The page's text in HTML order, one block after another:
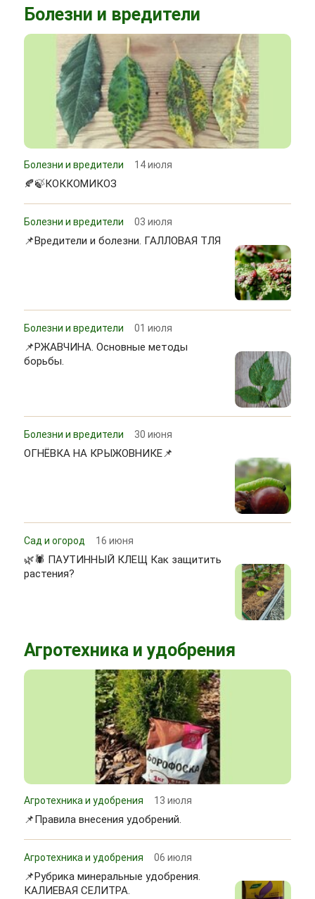
Болезни и вредители
Болезни и вредители 14 июля
🍂🍃КОККОМИКОЗ
Болезни и вредители 03 июля
📌Вредители и болезни. ГАЛЛОВАЯ ТЛЯ
Болезни и вредители 01 июля
📌РЖАВЧИНА. Основные методы
борьбы.
Болезни и вредители 30 июня
ОГНЁВКА НА КРЫЖОВНИКЕ📌
Сад и огород 16 июня
🌿🕷 ПАУТИННЫЙ КЛЕЩ Как защитить
растения?
Агротехника и удобрения
Агротехника и удобрения 13 июля
📌Правила внесения удобрений.
Агротехника и удобрения 06 июля
📌Рубрика минеральные удобрения.
КАЛИЕВАЯ СЕЛИТРА.